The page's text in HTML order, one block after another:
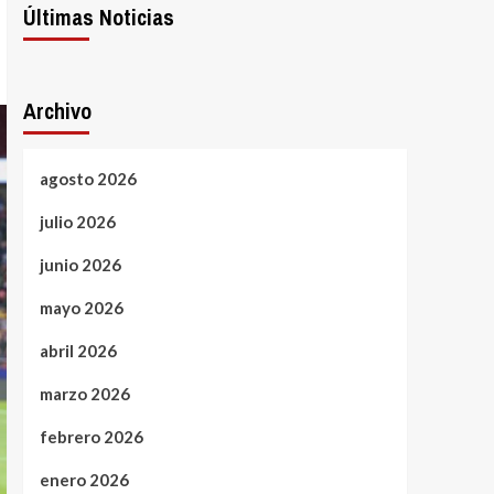
Últimas Noticias
Archivo
agosto 2026
julio 2026
junio 2026
mayo 2026
abril 2026
marzo 2026
febrero 2026
enero 2026